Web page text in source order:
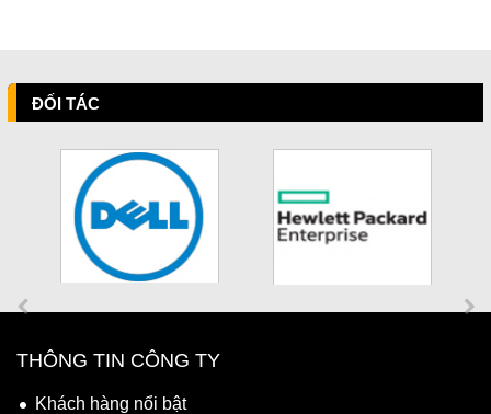
ĐỐI TÁC
THÔNG TIN CÔNG TY
Khách hàng nổi bật